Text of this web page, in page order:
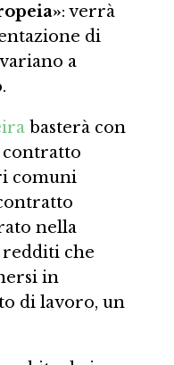
: verrà
di
a
basterà con
contratto
comuni
nella
redditi che
in
di lavoro, un